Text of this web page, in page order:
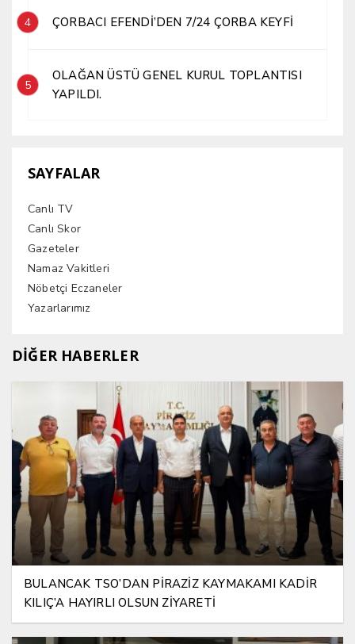
4 ÇORBACI EFENDİ’DEN 7/24 ÇORBA KEYFİ
5
OLAĞAN ÜSTÜ GENEL KURUL TOPLANTISI
YAPILDI.
SAYFALAR
Canlı TV
Canlı Skor
Gazeteler
Namaz Vakitleri
Nöbetçi Eczaneler
Yazarlarımız
DİĞER HABERLER
BULANCAK TSO’DAN PİRAZİZ KAYMAKAMI KADİR
KILIÇ’A HAYIRLI OLSUN ZİYARETİ